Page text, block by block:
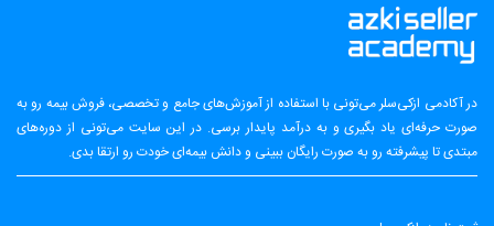
در آکادمی ازکی‌سلر می‌تونی با استفاده از آموزش‌های جامع و تخصصی، فروش بیمه رو به
صورت حرفه‌ای یاد بگیری و به درآمد پایدار برسی. در این سایت می‌تونی از دوره‌های
مبتدی تا پیشرفته رو به صورت رایگان ببینی و دانش بیمه‌ای خودت رو ارتقا بدی.